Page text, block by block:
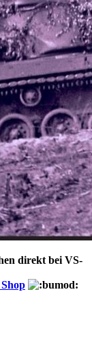
direkt bei VS-